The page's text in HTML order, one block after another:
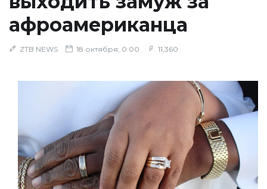
афроамериканца
ZTB NEWS 18 октября, 0:00 11,360